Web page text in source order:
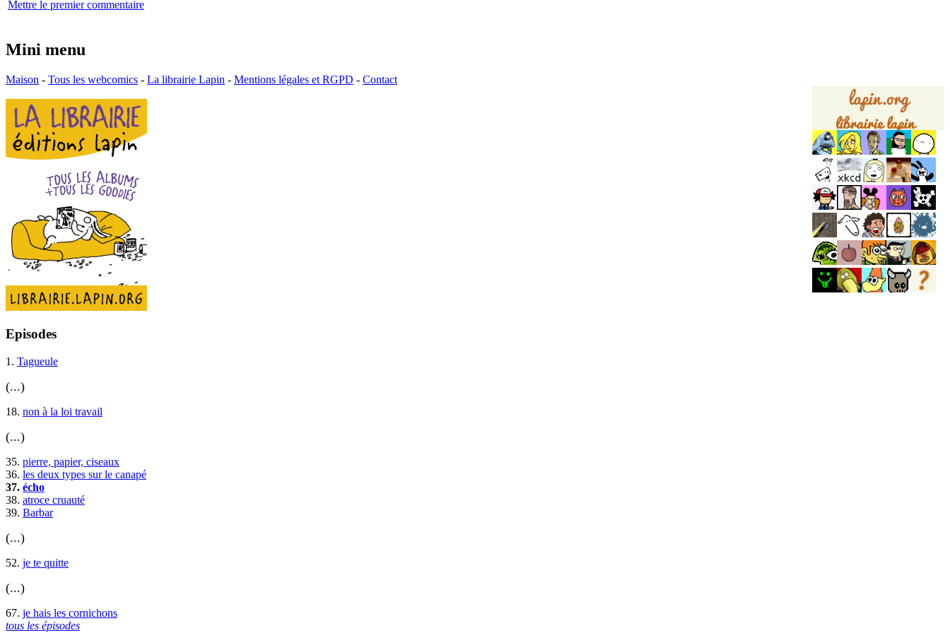
Mettre le premier commentaire
Mini menu
Maison - Tous les webcomics - La librairie Lapin - Mentions légales et RGPD - Contact
Episodes
1. Tagueule
(...)
18. non à la loi travail
(...)
35. pierre, papier, ciseaux
36. les deux types sur le canapé
37. écho
38. atroce cruauté
39. Barbar
(...)
52. je te quitte
(...)
67. je hais les cornichons
tous les épisodes